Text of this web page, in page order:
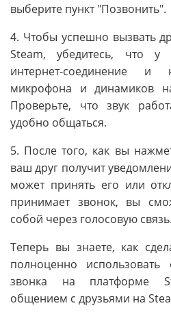
выберите пункт "Позвонить".
4. Чтобы успешно вызвать
Steam, убедитесь, что у
интернет-соединение и
микрофона и динамиков
Проверьте, что звук
удобно общаться.
5. После того, как вы
ваш друг получит
может принять его или
принимает звонок, вы
собой через голосовую связь.
Теперь вы знаете, как
полноценно использовать
звонка на платформе
общением с друзьями на